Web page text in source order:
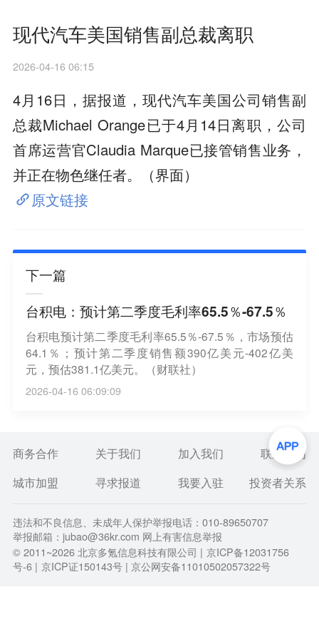
现代汽车美国销售副总裁离职
2026-04-16 06:15
4月16日，据报道，现代汽车美国公司销售副
总裁Michael Orange已于4月14日离职，公司
首席运营官Claudia Marque已接管销售业务，
并正在物色继任者。（界面）
原文链接
下一篇
台积电：预计第二季度毛利率65.5％-67.5％
台积电预计第二季度毛利率65.5％-67.5％，市场预估
64.1％；预计第二季度销售额390亿美元-402亿美
元，预估381.1亿美元。（财联社）
2026-04-16 06:09:09
商务合作 关于我们 加入我们
联系我们
城市加盟
寻求报道 我要入驻 投资者关系
违法和不良信息、未成年人保护举报电话：010-89650707
举报邮箱：jubao@36kr.com 网上有害信息举报
© 2011~2026北京多氪信息科技有限公司 | 京ICP备12031756
号-6 | 京ICP证150143号 | 京公网安备11010502057322号